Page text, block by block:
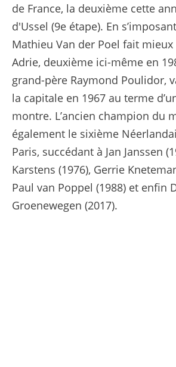
de France, la deuxième cette
d'Ussel (9e étape). En
Mathieu Van der Poel fait
Adrie, deuxième ici-même en
grand-père Raymond Poulidor,
la capitale en 1967 au terme
montre. L’ancien champion du
également le sixième
Paris, succédant à Jan Janssen
Karstens (1976), Gerrie
Paul van Poppel (1988) et enfin
Groenewegen (2017).